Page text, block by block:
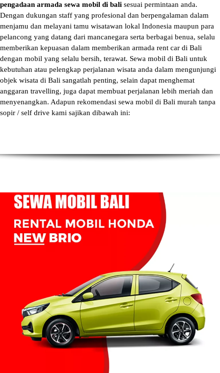
pengadaan armada sewa mobil di bali sesuai permintaan anda.
Dengan dukungan staff yang profesional dan berpengalaman dalam
menjamu dan melayani tamu wisatawan lokal Indonesia maupun para
pelancong yang datang dari mancanegara serta berbagai benua, selalu
memberikan kepuasan dalam memberikan armada rent car di Bali
dengan mobil yang selalu bersih, terawat. Sewa mobil di Bali untuk
kebutuhan atau pelengkap perjalanan wisata anda dalam mengunjungi
objek wisata di Bali sangatlah penting, selain dapat menghemat
anggaran travelling, juga dapat membuat perjalanan lebih meriah dan
menyenangkan. Adapun rekomendasi sewa mobil di Bali murah tanpa
sopir / self drive kami sajikan dibawah ini: